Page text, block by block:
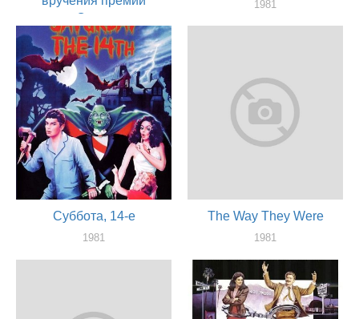
«Оскар»
1982
актер
1981
Суббота, 14-е
1981
The Way They Were
1981